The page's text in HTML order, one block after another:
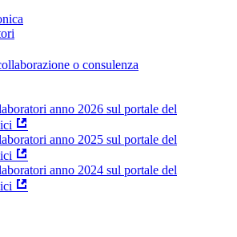
o consulenza
anno 2026 sul portale del
anno 2025 sul portale del
anno 2024 sul portale del